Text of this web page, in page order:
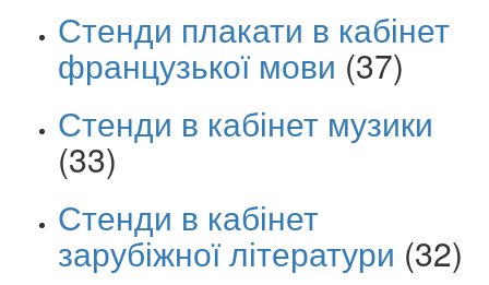
Стенди плакати в кабінет
французької мови (37)
Стенди в кабінет музики
(33)
Стенди в кабінет
зарубіжної літератури (32)